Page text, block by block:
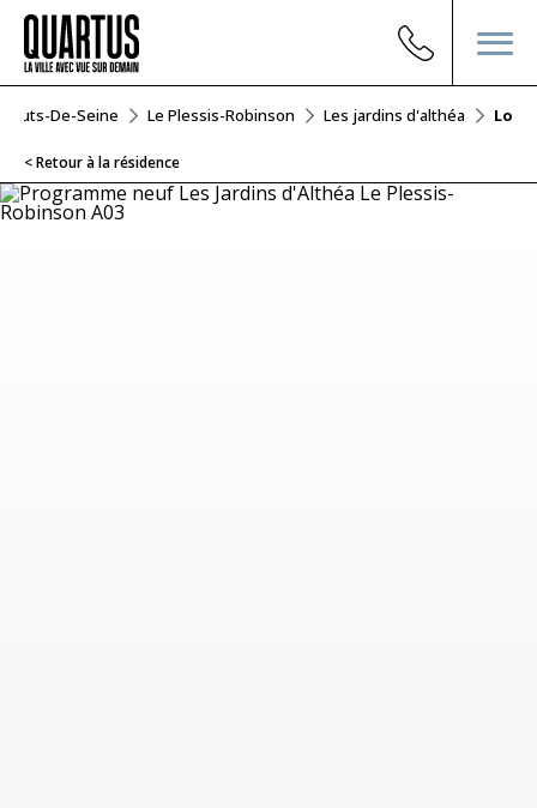
Hauts-De-Seine Le Plessis-Robinson Les jardins d'althéa Lot
< Retour à la résidence